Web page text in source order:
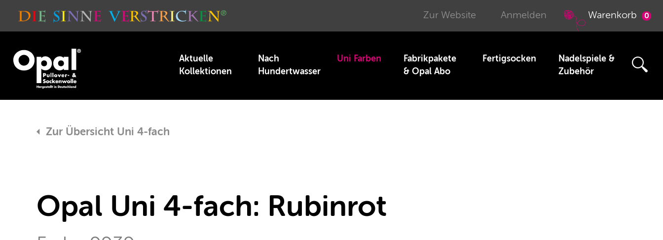
Zur Website Anmelden Warenkorb 0
Aktuelle
Kollektionen
Nach
Hundertwasser
Uni Farben
Fabrikpakete
& Opal Abo
Fertigsocken
Nadelspiele &
Zubehör
Zur Übersicht Uni 4-fach
Opal Uni 4-fach: Rubinrot